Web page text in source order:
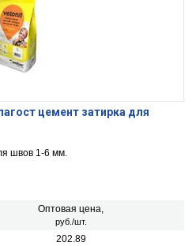
цемент затирка для
швов 1-6 мм.
Оптовая цена,
руб./шт.
202.89